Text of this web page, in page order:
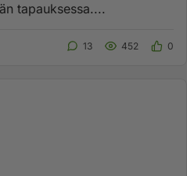
tapauksessa....
13 452 0